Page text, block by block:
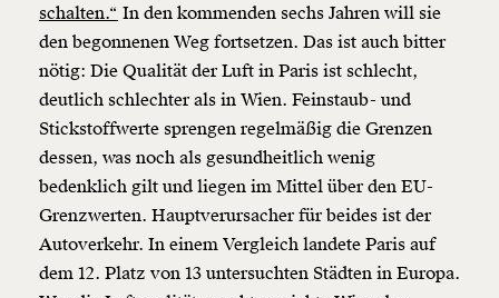
schalten.“ In den kommenden sechs Jahren will sie
den begonnenen Weg fortsetzen. Das ist auch bitter
nötig: Die Qualität der Luft in Paris ist schlecht,
deutlich schlechter als in Wien. Feinstaub- und
Stickstoffwerte sprengen regelmäßig die Grenzen
dessen, was noch als gesundheitlich wenig
bedenklich gilt und liegen im Mittel über den EU-
Grenzwerten. Hauptverursacher für beides ist der
Autoverkehr. In einem Vergleich landete Paris auf
dem 12. Platz von 13 untersuchten Städten in Europa.